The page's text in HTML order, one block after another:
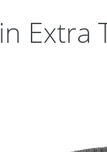
Extra